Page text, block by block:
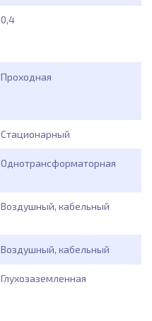
0,4
Проходная
Стационарный
Однотрансформаторная
Воздушный, кабельный
Воздушный, кабельный
Глухозаземленная